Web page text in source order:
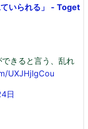
いられる」 - Toget
きると言う、乱れ
UXJHjIgCou
日